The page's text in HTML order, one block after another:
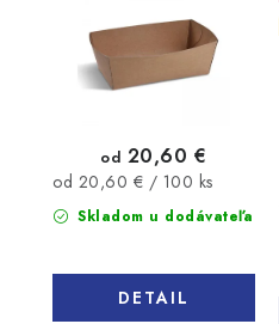
Skladom u dodávateľa
od 20,60 €
Jednotková
cena:
od 20,60 € / 100 ks
DETAIL